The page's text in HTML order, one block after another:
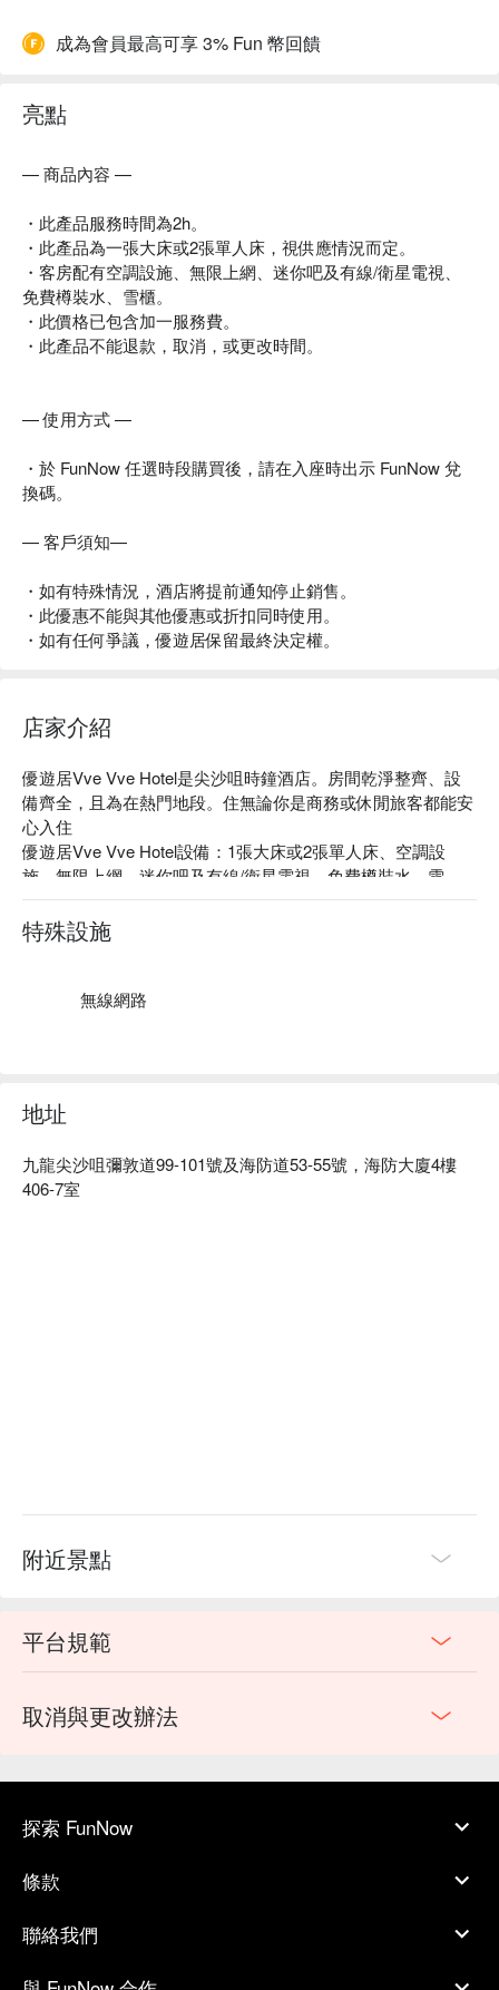
成為會員最高可享 3% Fun 幣回饋
亮點
— 商品內容 —
・此產品服務時間為2h。
・此產品為一張大床或2張單人床，視供應情況而定。
・客房配有空調設施、無限上網、迷你吧及有線/衛星電視、
免費樽裝水、雪櫃。
・此價格已包含加一服務費。
・此產品不能退款，取消，或更改時間。
— 使用方式 —
・於 FunNow 任選時段購買後，請在入座時出示 FunNow 兌
換碼。
— 客戶須知—
・如有特殊情況，酒店將提前通知停止銷售。
・此優惠不能與其他優惠或折扣同時使用。
・如有任何爭議，優遊居保留最終決定權。
店家介紹
優遊居Vve Vve Hotel是尖沙咀時鐘酒店。房間乾淨整齊、設
備齊全，且為在熱門地段。住無論你是商務或休閒旅客都能安
心入住
優遊居Vve Vve Hotel設備：1張大床或2張單人床、空調設
施、無限上網、迷你吧及有線/衛星電視、免費樽裝水、雪
櫃。
優遊居Vve Vve Hotel推薦：距離佐敦地鐵站僅有 2 分鐘步行
路程
優遊居Vve Vve Hotel尖沙咀時鐘酒店、優遊居 Vve Vve Hotel
特殊設施
無線網路
地址
九龍尖沙咀彌敦道99-101號及海防道53-55號，海防大廈4樓
406-7室
附近景點
平台規範
取消與更改辦法
探索 FunNow
條款
聯絡我們